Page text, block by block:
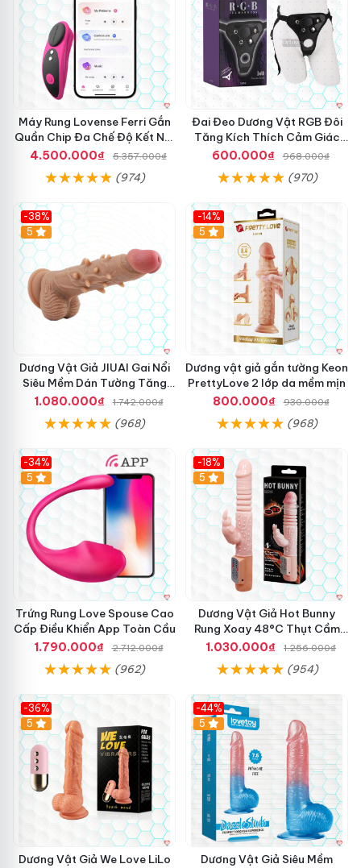
Máy Rung Lovense Ferri Gắn
Quần Chip Đa Chế Độ Kết Nối
App
4.500.000₫ 5.357.000₫
(974)
Đai Đeo Dương Vật RGB Đôi
Tăng Kích Thích Cảm Giác
Mạnh Mẽ
600.000₫ 968.000₫
(970)
-38%
5
Dương Vật Giả JIUAI Gai Nổi
Siêu Mềm Dán Tường Tăng
Khoái Cảm
1.080.000₫ 1.742.000₫
(968)
-14%
5
Dương vật giả gắn tường Keon
PrettyLove 2 lớp da mềm mịn
800.000₫
930.000₫
(968)
-34%
5
Trứng Rung Love Spouse Cao
Cấp Điều Khiển App Toàn Cầu
1.790.000₫
2.712.000₫
(962)
-18%
Hot
5
Dương Vật Giả Hot Bunny
Rung Xoay 48°C Thụt Cầm
Tay
1.030.000₫ 1.256.000₫
(954)
-36%
5
Dương Vật Giả We Love LiLo
-44%
Hot
5
Dương Vật Giả Siêu Mềm